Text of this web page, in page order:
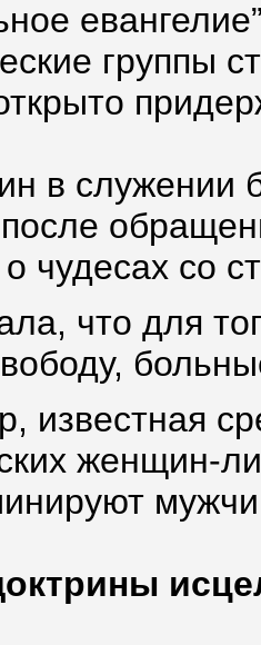
группы
в служении
о чудесах со
что для
известная
женщин-